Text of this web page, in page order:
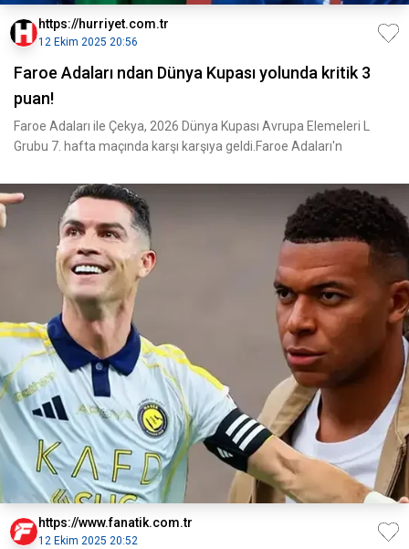
https://hurriyet.com.tr
12 Ekim 2025 20:56
Faroe Adaları ndan Dünya Kupası yolunda kritik 3
puan!
Faroe Adaları ile Çekya, 2026 Dünya Kupası Avrupa Elemeleri L
Grubu 7. hafta maçında karşı karşıya geldi.Faroe Adaları'n
https://www.fanatik.com.tr
12 Ekim 2025 20:52